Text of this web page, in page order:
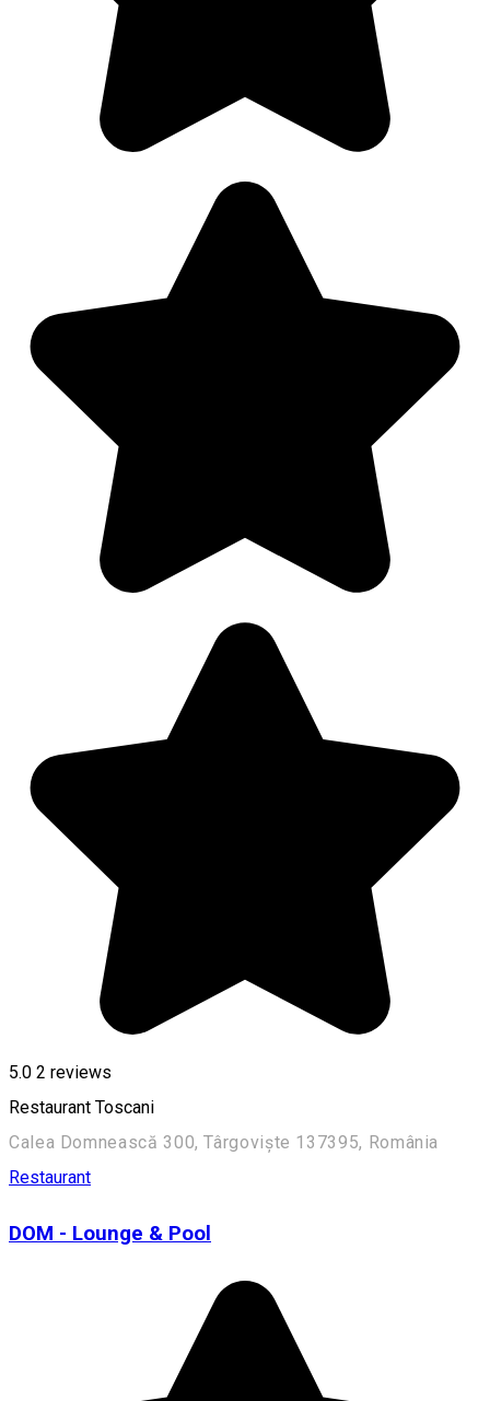
5.0 2 reviews
Restaurant Toscani
Calea Domnească 300, Târgoviște 137395, România
Restaurant
DOM - Lounge & Pool